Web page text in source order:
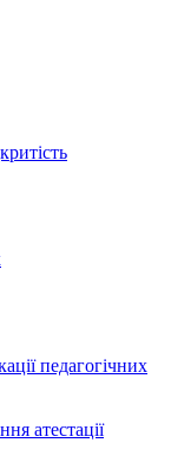
педагогічних
атестації